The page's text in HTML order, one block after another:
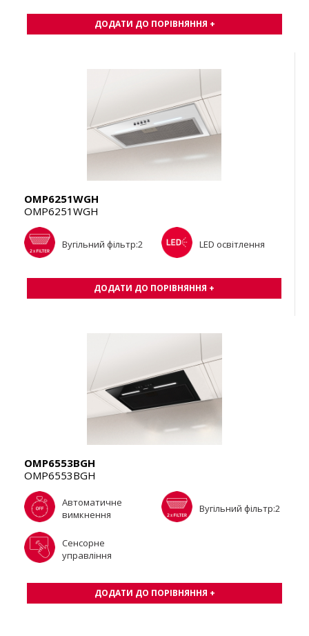
ДОДАТИ ДО ПОРІВНЯННЯ +
OMP6251WGH
OMP6251WGH
Вугільний фільтр:2 LED освітлення
ДОДАТИ ДО ПОРІВНЯННЯ +
OMP6553BGH
OMP6553BGH
Автоматичне
вимкнення
Вугільний фільтр:2
Сенсорне
управління
ДОДАТИ ДО ПОРІВНЯННЯ +